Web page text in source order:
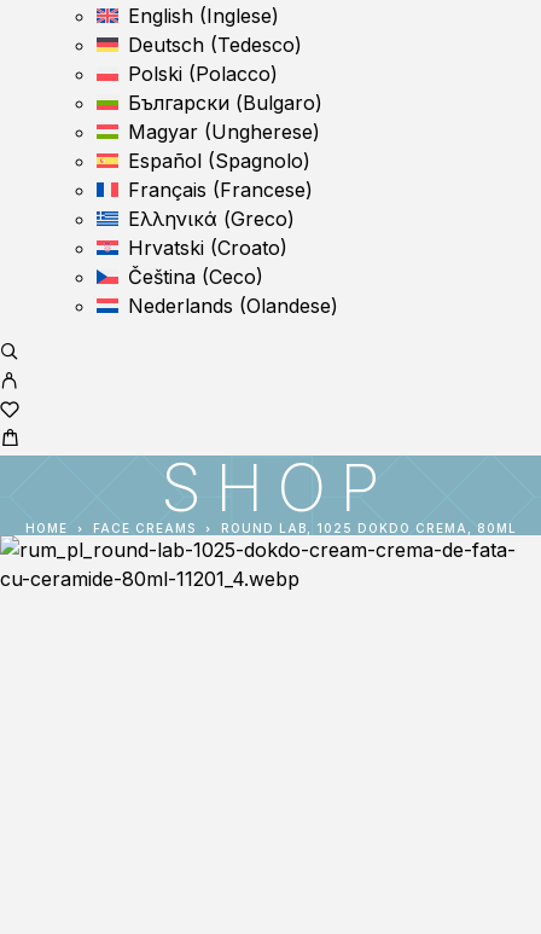
English (Inglese)
Deutsch (Tedesco)
Polski (Polacco)
Български (Bulgaro)
Magyar (Ungherese)
Español (Spagnolo)
Français (Francese)
Ελληνικά (Greco)
Hrvatski (Croato)
Čeština (Ceco)
Nederlands (Olandese)
SHOP
HOME FACE CREAMS ROUND LAB, 1025 DOKDO CREMA, 80ML